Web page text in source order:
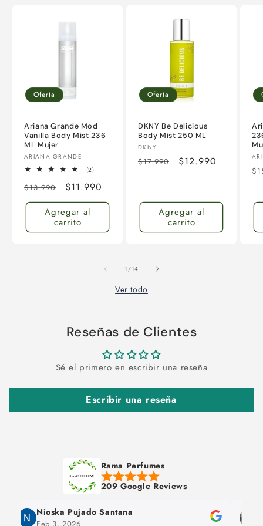
Oferta
Ariana Grande Mod
Vanilla Body Mist 236
ML Mujer
Proveedor:
ARIANA GRANDE
(2)2
totales
Precio
habitual
$13.990
Precio
de
oferta
$11.990
Agregar al
carrito
Oferta
DKNY Be Delicious
Body Mist 250 ML
Proveedor:
DKNY
Precio
$17.990
Precio
$12.990
Agregar al
carrito
1/de
14
Ver todo
Reseñas de Clientes
Sé el primero en escribir una reseña
Escribir una reseña
Rama Perfumes
209 Google Reviews
Santana maruja chilcon